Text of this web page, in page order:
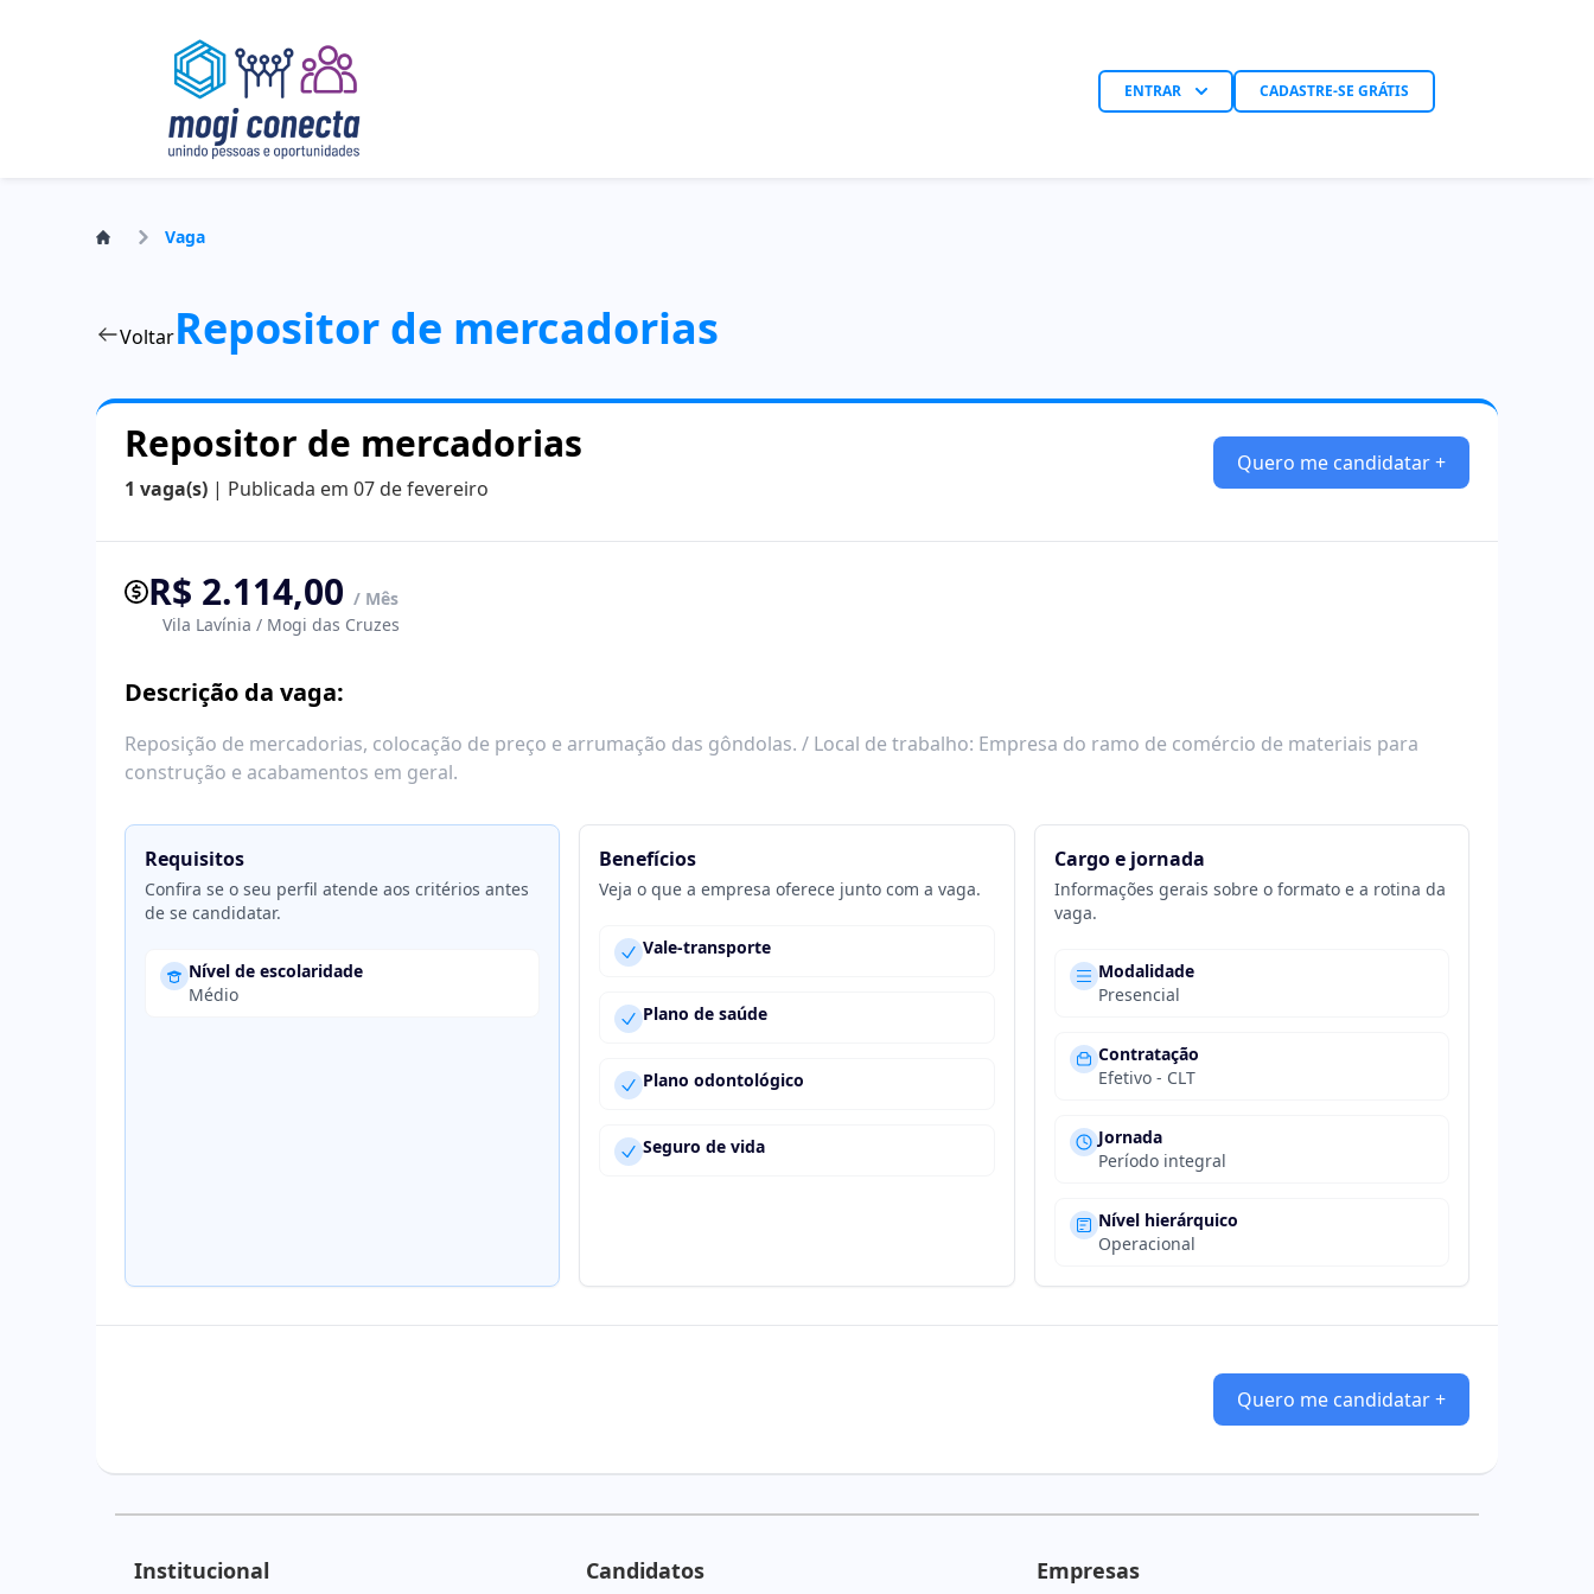
ENTRAR CADASTRE-SE GRÁTIS
Vaga
VoltarRepositor de mercadorias
Repositor de mercadorias
1 vaga(s)| Publicada em 07 de fevereiro
Quero me candidatar +
R$ 2.114,00 / Mês
Vila Lavínia / Mogi das Cruzes
Descrição da vaga:
Reposição de mercadorias, colocação de preço e arrumação das gôndolas. / Local de trabalho: Empresa do ramo de comércio de materiais para
construção e acabamentos em geral.
Requisitos
Confira se o seu perfil atende aos critérios antes
de se candidatar.
Nível de escolaridade
Médio
Benefícios
Veja o que a empresa oferece junto com a vaga.
Vale-transporte
Plano de saúde
Plano odontológico
Seguro de vida
Cargo e jornada
Informações gerais sobre o formato e a rotina da
vaga.
Modalidade
Presencial
Contratação
Efetivo - CLT
Jornada
Período integral
Nível hierárquico
Operacional
Quero me candidatar +
Institucional Candidatos Empresas